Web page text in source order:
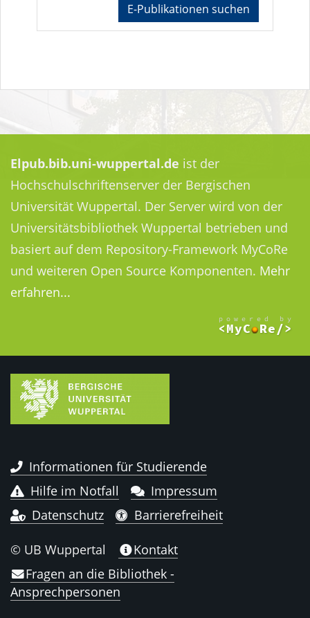
E-Publikationen suchen
Elpub.bib.uni-wuppertal.de ist der
Hochschulschriftenserver der Bergischen
Universität Wuppertal. Der Server wird von der
Universitätsbibliothek Wuppertal betrieben und
basiert auf dem Repository-Framework MyCoRe
und weiteren Open Source Komponenten. Mehr
erfahren...
Informationen für Studierende
Hilfe im Notfall
Impressum
Datenschutz
Barrierefreiheit
© UB Wuppertal
Kontakt
Fragen an die Bibliothek -
Ansprechpersonen